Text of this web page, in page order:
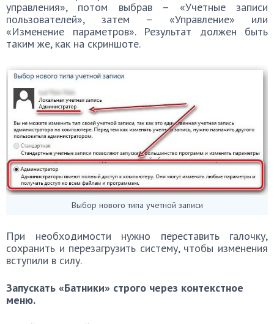
управления», потом выбрав – «Учетные записи
пользователей», затем – «Управление» или
«Изменение параметров». Результат должен быть
таким же, как на скриншоте.
Выбор нового типа учетной записи
При необходимости нужно переставить галочку,
сохранить и перезагрузить систему, чтобы изменения
вступили в силу.
Запускать «Батники» строго через контекстное
меню.